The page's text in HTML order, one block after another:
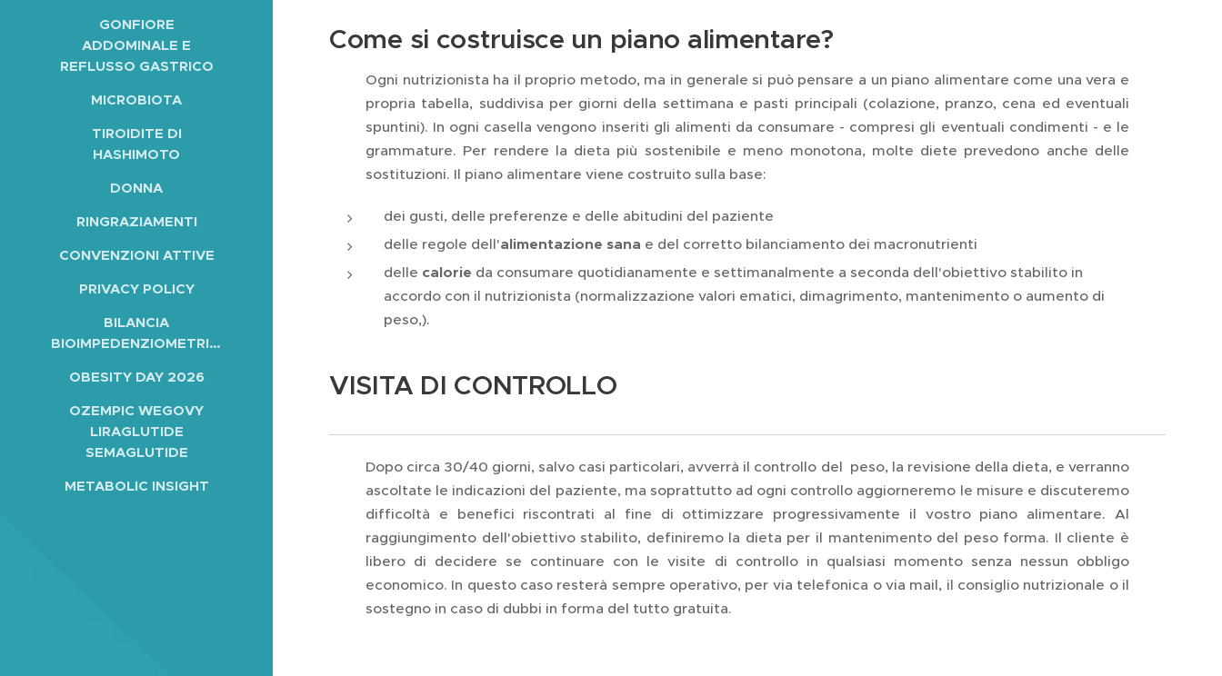
GONFIORE
ADDOMINALE E
REFLUSSO GASTRICO
MICROBIOTA
TIROIDITE DI
HASHIMOTO
DONNA
RINGRAZIAMENTI
CONVENZIONI ATTIVE
PRIVACY POLICY
BILANCIA
BIOIMPEDENZIOMETRICA
OBESITY DAY 2026
OZEMPIC WEGOVY
LIRAGLUTIDE
SEMAGLUTIDE
METABOLIC INSIGHT
Come si costruisce un piano alimentare?
Ogni nutrizionista ha il proprio metodo, ma in generale si può pensare a un piano alimentare come una vera e
propria tabella, suddivisa per giorni della settimana e pasti principali (colazione, pranzo, cena ed eventuali
spuntini). In ogni casella vengono inseriti gli alimenti da consumare - compresi gli eventuali condimenti - e le
grammature. Per rendere la dieta più sostenibile e meno monotona, molte diete prevedono anche delle
sostituzioni. Il piano alimentare viene costruito sulla base:
dei gusti, delle preferenze e delle abitudini del paziente
delle regole dell'alimentazione sana e del corretto bilanciamento dei macronutrienti
delle calorie da consumare quotidianamente e settimanalmente a seconda dell'obiettivo stabilito in
accordo con il nutrizionista (normalizzazione valori ematici, dimagrimento, mantenimento o aumento di
peso,).
VISITA DI CONTROLLO
Dopo circa 30/40 giorni, salvo casi particolari, avverrà il controllo del peso, la revisione della dieta, e verranno
ascoltate le indicazioni del paziente, ma soprattutto ad ogni controllo aggiorneremo le misure e discuteremo
difficoltà e benefici riscontrati al fine di ottimizzare progressivamente il vostro piano alimentare. Al
raggiungimento dell'obiettivo stabilito, definiremo la dieta per il mantenimento del peso forma. Il cliente è
libero di decidere se continuare con le visite di controllo in qualsiasi momento senza nessun obbligo
economico. In questo caso resterà sempre operativo, per via telefonica o via mail, il consiglio nutrizionale o il
sostegno in caso di dubbi in forma del tutto gratuita.